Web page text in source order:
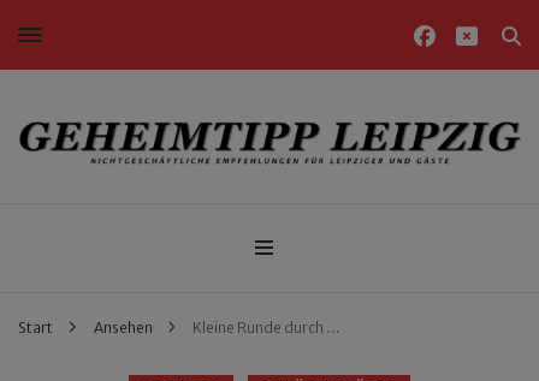
Nichtgeschäftliche Empfehlungen für Leipziger und Gäste
Start Ansehen Kleine Runde durch …